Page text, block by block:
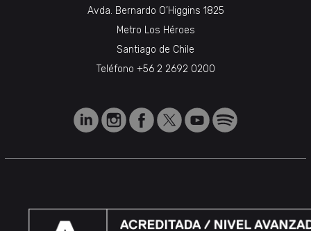
Avda. Bernardo O’Higgins 1825
Metro Los Héroes
Santiago de Chile
Teléfono +56 2 2692 0200